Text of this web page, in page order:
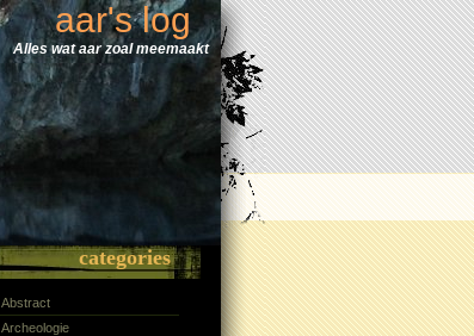
aar's log
Alles wat aar zoal meemaakt
categories
Abstract
Archeologie